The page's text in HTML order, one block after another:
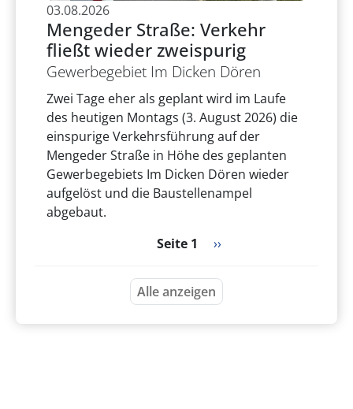
03.08.2026
Mengeder Straße: Verkehr
fließt wieder zweispurig
Gewerbegebiet Im Dicken Dören
Zwei Tage eher als geplant wird im Laufe
des heutigen Montags (3. August 2026) die
einspurige Verkehrsführung auf der
Mengeder Straße in Höhe des geplanten
Gewerbegebiets Im Dicken Dören wieder
aufgelöst und die Baustellenampel
abgebaut.
Seitennummerierung
Seite 1 Nächste Seite
››
Alle anzeigen